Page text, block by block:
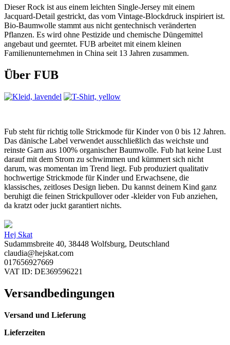
Dieser Rock ist aus einem leichten Single-Jersey mit einem
Jacquard-Detail gestrickt, das vom Vintage-Blockdruck inspiriert ist.
Bio-Baumwolle stammt aus nicht gentechnisch veränderten
Pflanzen. Es wird ohne Pestizide und chemische Düngemittel
angebaut und geerntet. FUB arbeitet mit einem kleinen
Familienunternehmen in China seit 13 Jahren zusammen.
Über FUB
Fub steht für richtig tolle Strickmode für Kinder von 0 bis 12 Jahren.
Das dänische Label verwendet ausschließlich das weichste und
reinste Garn aus 100% organischer Baumwolle. Fub hat keine Lust
darauf mit dem Strom zu schwimmen und kümmert sich nicht
darum, was momentan im Trend liegt. Fub produziert qualitativ
hochwertige Strickmode für Kinder und Erwachsene, die
klassisches, zeitloses Design lieben. Du kannst deinem Kind ganz
beruhigt die feinen Strickpullover oder -kleider von Fub anziehen,
da kratzt oder juckt garantiert nichts.
Hej Skat
Sudammsbreite 40, 38448 Wolfsburg, Deutschland
claudia@hejskat.com
017656927669
VAT ID: DE369596221
Versandbedingungen
Versand und Lieferung
Lieferzeiten